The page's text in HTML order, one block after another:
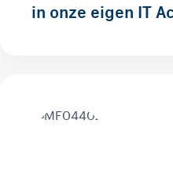
in onze eigen IT